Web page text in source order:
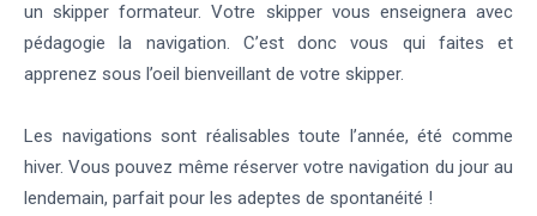
un skipper formateur. Votre skipper vous enseignera avec
pédagogie la navigation. C’est donc vous qui faites et
apprenez sous l’oeil bienveillant de votre skipper.
Les navigations sont réalisables toute l’année, été comme
hiver. Vous pouvez même réserver votre navigation du jour au
lendemain, parfait pour les adeptes de spontanéité !